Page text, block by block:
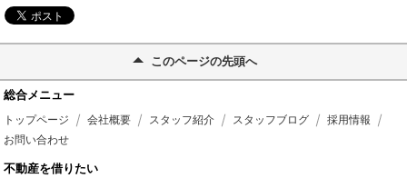
このページの先頭へ
総合メニュー
トップページ 会社概要 スタッフ紹介 スタッフブログ
採用情報
お問い合わせ
不動産を借りたい